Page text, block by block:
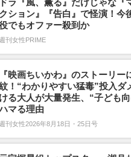
ドラ『風、薫る』だけじゃな『
クション』『告白』で怪演！今
でもオファー殺到か
刊女性PRIME
『映画ちいかわ』のストーリー
！“わかりやすい猛毒”投入ダ
ける大人が大量発生、“子ども
マる理由
刊女性2026年8月18日・25日号